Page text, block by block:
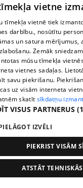
408. epizode
pirms 1 nedēļas, 1
Pārtiku pērkam
tiešām samazina
vietne
tīmekļa vietnē tiek
darbību., nosūtītu
un satura mērījumus,
Zemāk
mūsu tīmekļa
vietnes sadaļas.
savu piekrišanu.
uz visām interneta
skatīt sīkdatņu
VISUS PARTNERUS
IZVĒLI
PIEKRIST VISĀM
ATSTĀT